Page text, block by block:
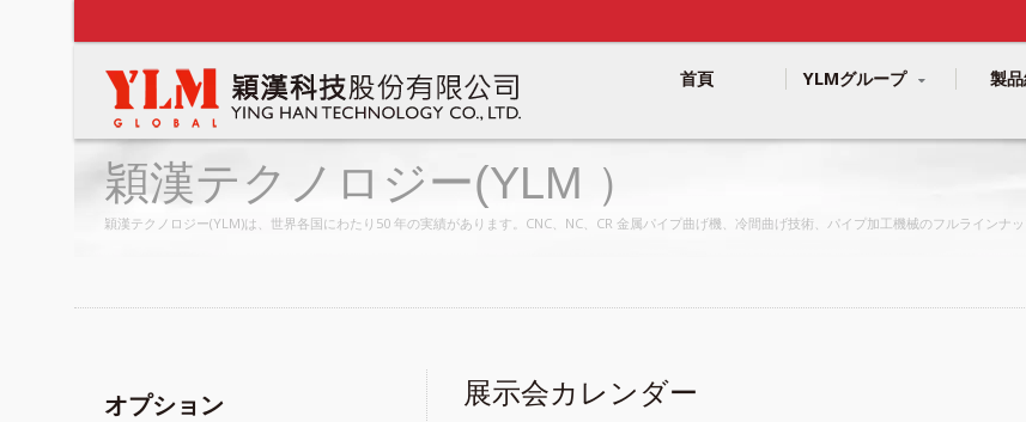
首頁 YLMグループ 製
穎漢テクノロジー(YLM ）
穎漢テクノロジー(YLM)は、世界各国にわたり50 年の実績があります。CNC、NC、CR 金属パイプ曲げ機、冷間曲げ技術、パイプ加工機械のフルラインナ
オプション 展示会カレンダー